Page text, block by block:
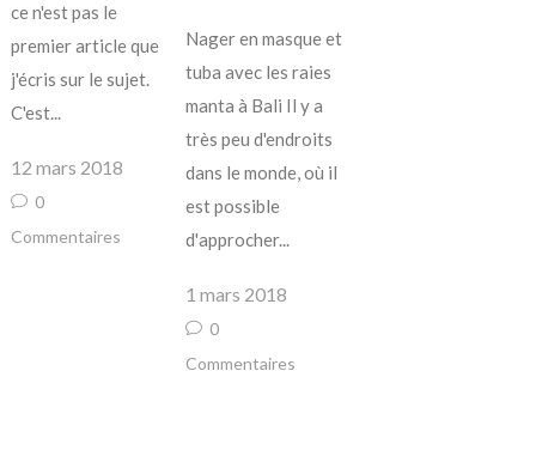
ce n'est pas le
premier article que
j'écris sur le sujet.
C'est...
12 mars 2018
0
Commentaires
Nager en masque et
tuba avec les raies
manta à Bali Il y a
très peu d'endroits
dans le monde, où il
est possible
d'approcher...
1 mars 2018
0
Commentaires